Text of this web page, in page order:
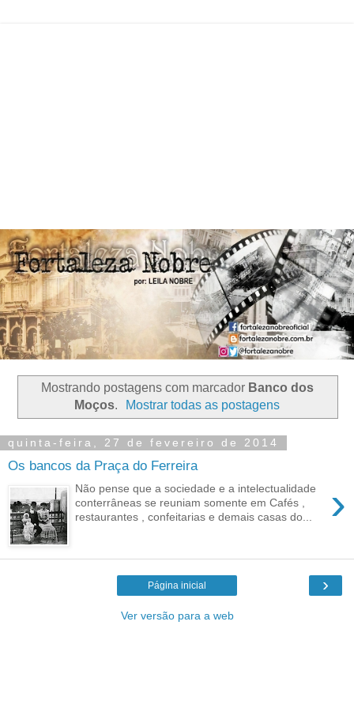
Mostrando postagens com marcador Banco dos
Moços. Mostrar todas as postagens
quinta-feira, 27 de fevereiro de 2014
Os bancos da Praça do Ferreira
›
Não pense que a sociedade e a intelectualidade
conterrâneas se reuniam somente em Cafés ,
restaurantes , confeitarias e demais casas do...
›
Página inicial
Ver versão para a web